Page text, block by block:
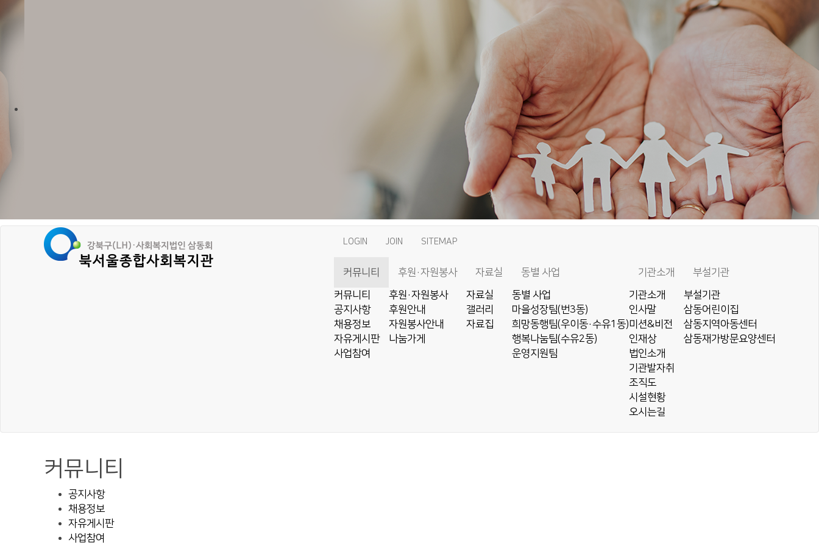
LOGIN JOIN SITEMAP
커뮤니티
커뮤니티
공지사항
채용정보
자유게시판
사업참여
후원·자원봉사
후원·자원봉사
후원안내
자원봉사안내
나눔가게
자료실
자료실
갤러리
자료집
동별 사업
동별 사업
마을성장팀(번3동)
희망동행팀(우이동·수유1동)
행복나눔팀(수유2동)
운영지원팀
기관소개
기관소개
인사말
미션&비전
인재상
법인소개
기관발자취
조직도
시설현황
오시는길
부설기관
부설기관
삼동어린이집
삼동지역아동센터
삼동재가방문요양센터
커뮤니티
공지사항
채용정보
자유게시판
사업참여